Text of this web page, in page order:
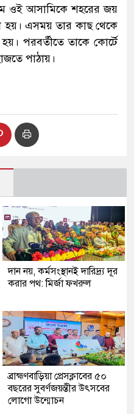
ওই আসামিকে শহরের জয়
এসময় তার কাছ থেকে
পরবর্তীতে তাকে কোর্টে
পাঠায়।
দান নয়, কর্মসংস্থানই দারিদ্র্য দূর
করার পথ: মির্জা ফখরুল
ব্রাহ্মণবাড়িয়া প্রেসক্লাবের ৫০
বছরের সুবর্ণজয়ন্তীর উৎসবের
লোগো উন্মোচন